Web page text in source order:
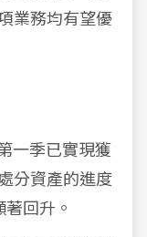
業務均有望優
一季已實現獲
分資產的進度
回升。